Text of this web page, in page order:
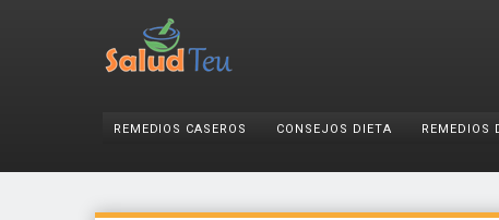
REMEDIOS CASEROS CONSEJOS DIETA REMEDIOS